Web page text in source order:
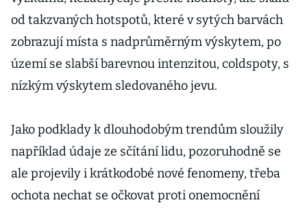
od takzvaných hotspotů, které v sytých barvách
zobrazují místa s nadprůměrným výskytem, po
území se slabší barevnou intenzitou, coldspoty, s
nízkým výskytem sledovaného jevu.
Jako podklady k dlouhodobým trendům sloužily
například údaje ze sčítání lidu, pozoruhodně se
ale projevily i krátkodobé nové fenomeny, třeba
ochota nechat se očkovat proti onemocnění